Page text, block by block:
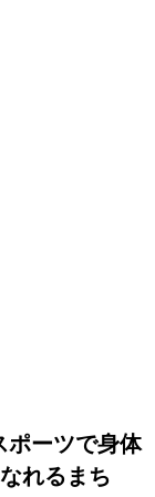
ポーツで身体
れるまち